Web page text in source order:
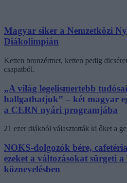
Magyar siker a Nemzetközi
Diákolimpián
Ketten bronzérmet, ketten pedig
csapatból.
„A világ legelismertebb
hallgathatjuk” – két magyar
a CERN nyári programjába
21 ezer diákból választották ki őket a
NOKS-dolgozók bére,
ezeket a változásokat sürgeti a
köznevelésben